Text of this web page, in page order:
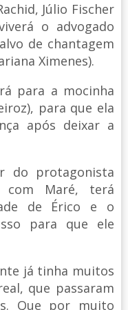
Júlio Fischer
o advogado
de chantagem
Ximenes).
para a mocinha
para que ela
após deixar a
do protagonista
com Maré, terá
de Érico e o
para que ele
já tinha muitos
que passaram
Que por muito